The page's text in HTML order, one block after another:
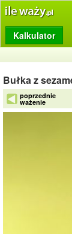
Produkty
Dziennik
Przelicznik
Porównywarka
Kalkulator
Bułka z
poprzednie
ważenie